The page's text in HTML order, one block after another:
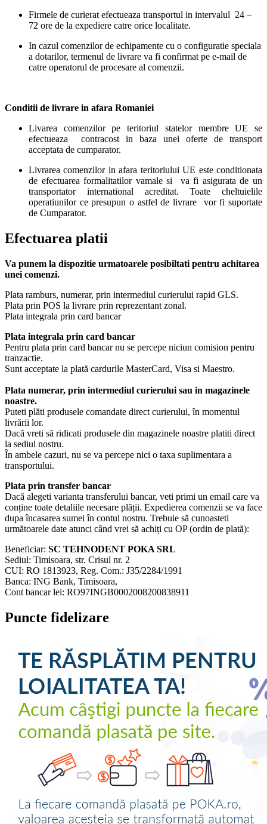
Firmele de curierat efectueaza transportul in intervalul 24 –
72 ore de la expediere catre orice localitate.
In cazul comenzilor de echipamente cu o configuratie speciala
a dotarilor, termenul de livrare va fi confirmat pe e-mail de
catre operatorul de procesare al comenzii.
Conditii de livrare in afara Romaniei
Livarea comenzilor pe teritoriul statelor membre UE se
efectueaza contracost in baza unei oferte de transport
acceptata de cumparator.
Livrarea comenzilor in afara teritoriului UE este conditionata
de efectuarea formalitatilor vamale si va fi asigurata de un
transportator international acreditat. Toate cheltuielile
operatiunilor ce presupun o astfel de livrare vor fi suportate
de Cumparator.
Efectuarea platii
Va punem la dispozitie urmatoarele posibiltati pentru achitarea
unei comenzi.
Plata ramburs, numerar, prin intermediul curierului rapid GLS.
Plata prin POS la livrare prin reprezentant zonal.
Plata integrala prin card bancar
Plata integrala prin card bancar
Pentru plata prin card bancar nu se percepe niciun comision pentru
tranzactie.
Sunt acceptate la plată cardurile MasterCard, Visa si Maestro.
Plata numerar, prin intermediul curierului sau in magazinele
noastre.
Puteti plăti produsele comandate direct curierului, în momentul
livrării lor.
Dacă vreti să ridicati produsele din magazinele noastre platiti direct
la sediul nostru.
În ambele cazuri, nu se va percepe nici o taxa suplimentara a
transportului.
Plata prin transfer bancar
Dacă alegeti varianta transferului bancar, veti primi un email care va
conține toate detaliile necesare plății. Expedierea comenzii se va face
dupa încasarea sumei în contul nostru. Trebuie să cunoasteti
următoarele date atunci când vrei să achiți cu OP (ordin de plată):
Beneficiar: SC TEHNODENT POKA SRL
Sediul: Timisoara, str. Crisul nr. 2
CUI: RO 1813923, Reg. Com.: J35/2284/1991
Banca: ING Bank, Timisoara,
Cont bancar lei: RO97INGB0002008200838911
Puncte fidelizare